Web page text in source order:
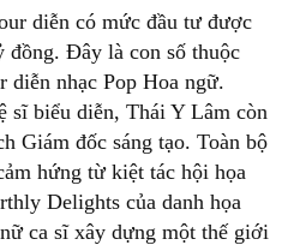
diễn có mức đầu tư được
Đây là con số thuộc
nhạc Pop Hoa ngữ.
sĩ biểu diễn, Thái Y Lâm còn
Giám đốc sáng tạo. Toàn bộ
hứng từ kiệt tác hội họa
Delights của danh họa
ca sĩ xây dựng một thế giới